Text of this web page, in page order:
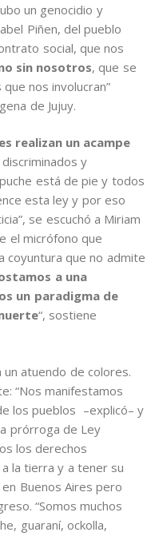
un genocidio y
Piñen, del pueblo
social, que nos
sin nosotros, que se
nos involucran”
de Jujuy.
realizan un acampe
y
está de pie y todos
esta ley y por eso
se escuchó a Miriam
el micrófono que
coyuntura que no admite
a una
un paradigma de
“, sostiene
un atuendo de colores.
“Nos manifestamos
los pueblos –explicó– y
prórroga de Ley
los derechos
la tierra y a tener su
Buenos Aires pero
“Somos muchos
guaraní, ockolla,